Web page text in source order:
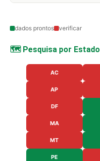
dados prontos verificar
🗺️ Pesquisa por Estado
AC
AP
DF
MA
MT
PE